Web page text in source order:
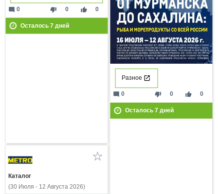
thumb_down 0 thumb_up 0
mode_comment 0
Осталось 7дней
Разное
thumb_down 0 thumb_up 0
mode_comment 0
Осталось 7дней
Каталог
(30 Июля - 12 Августа 2026)